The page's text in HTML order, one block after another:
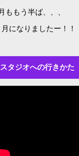
ももう半ば、、、
になりましたー！！
スタジオへの行きかた